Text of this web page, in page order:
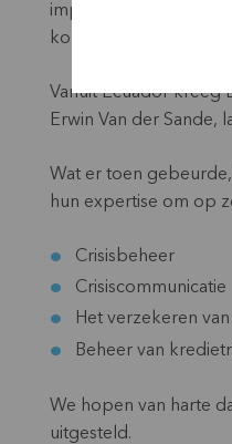
impact op het welzijn
kopzorgen voor de
Vanuit Ecuador kreeg
Erwin Van der Sande,
Wat er toen
hun expertise om op
Crisisbeheer
Crisiscommunicatie
Het verzekeren
Beheer van
We hopen van harte
uitgesteld.